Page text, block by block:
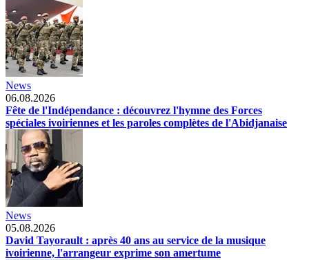
News
06.08.2026
Fête de l'Indépendance : découvrez l'hymne des Forces
spéciales ivoiriennes et les paroles complètes de l'Abidjanaise
News
05.08.2026
David Tayorault : après 40 ans au service de la musique
ivoirienne, l'arrangeur exprime son amertume